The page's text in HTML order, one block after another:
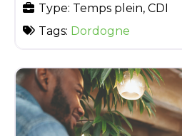
Type: Temps plein, CDI
Tags: Dordogne